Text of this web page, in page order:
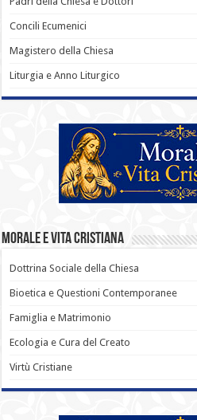
Concili Ecumenici
Magistero della Chiesa
Liturgia e Anno Liturgico
Morale e Vita Cristiana
Dottrina Sociale della Chiesa
Bioetica e Questioni Contemporanee
Famiglia e Matrimonio
Ecologia e Cura del Creato
Virtù Cristiane